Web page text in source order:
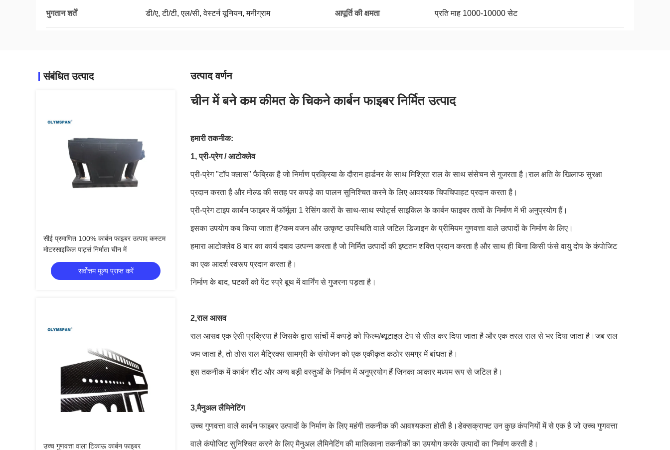
भुगतान शर्तें डी/ए, टी/टी, एल/सी, वेस्टर्न यूनियन, मनीग्राम आपूर्ति की क्षमता प्रति माह 1000-10000 सेट
संबंधित उत्पाद
सीई प्रमाणित 100% कार्बन फाइबर उत्पाद कस्टम
मोटरसाइकिल पार्ट्स निर्माता चीन में
सर्वोत्तम मूल्य प्राप्त करें
उच्च गुणवत्ता वाला टिकाऊ कार्बन फाइबर
उत्पाद वर्णन
चीन में बने कम कीमत के चिकने कार्बन फाइबर निर्मित उत्पाद
हमारी तकनीक:
1, प्री-प्रेग / आटोक्लेव
प्री-प्रेग "टॉप क्लास" फैब्रिक है जो निर्माण प्रक्रिया के दौरान हार्डनर के साथ मिश्रित राल के साथ संसेचन से गुजरता है।राल क्षति के खिलाफ सुरक्षा
प्रदान करता है और मोल्ड की सतह पर कपड़े का पालन सुनिश्चित करने के लिए आवश्यक चिपचिपाहट प्रदान करता है।
प्री-प्रेग टाइप कार्बन फाइबर में फॉर्मूला 1 रेसिंग कारों के साथ-साथ स्पोर्ट्स साइकिल के कार्बन फाइबर तत्वों के निर्माण में भी अनुप्रयोग हैं।
इसका उपयोग कब किया जाता है?कम वजन और उत्कृष्ट उपस्थिति वाले जटिल डिजाइन के प्रीमियम गुणवत्ता वाले उत्पादों के निर्माण के लिए।
हमारा आटोक्लेव 8 बार का कार्य दबाव उत्पन्न करता है जो निर्मित उत्पादों की इष्टतम शक्ति प्रदान करता है और साथ ही बिना किसी फंसे वायु दोष के कंपोजिट
का एक आदर्श स्वरूप प्रदान करता है।
निर्माण के बाद, घटकों को पेंट स्प्रे बूथ में वार्निंग से गुजरना पड़ता है।
2,राल आसव
राल आसव एक ऐसी प्रक्रिया है जिसके द्वारा सांचों में कपड़े को फिल्म/ब्यूटाइल टेप से सील कर दिया जाता है और एक तरल राल से भर दिया जाता है।जब राल
जम जाता है, तो ठोस राल मैट्रिक्स सामग्री के संयोजन को एक एकीकृत कठोर समग्र में बांधता है।
इस तकनीक में कार्बन शीट और अन्य बड़ी वस्तुओं के निर्माण में अनुप्रयोग हैं जिनका आकार मध्यम रूप से जटिल है।
3,मैनुअल लैमिनेटिंग
उच्च गुणवत्ता वाले कार्बन फाइबर उत्पादों के निर्माण के लिए महंगी तकनीक की आवश्यकता होती है।डेक्सक्राफ्ट उन कुछ कंपनियों में से एक है जो उच्च गुणवत्ता
वाले कंपोजिट सुनिश्चित करने के लिए मैनुअल लैमिनेटिंग की मालिकाना तकनीकों का उपयोग करके उत्पादों का निर्माण करती है।